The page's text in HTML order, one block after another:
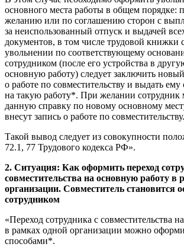
основного места работы в общем порядке:
желанию или по соглашению сторон с
за неиспользованный отпуск и выдачей
документов, в том числе трудовой книжки
увольнении по соответствующему
сотрудником (после его устройства в
основную работу) следует заключить
о работе по совместительству и выдать
на такую работу*. При желании сотрудник
данную справку по новому основному
внесут запись о работе по совместительству.
Такой вывод следует из совокупности
72.1, 77 Трудового кодекса РФ».
2. Ситуация: Как оформить переход
совместительства на основную работу в
организации. Совместитель становится
сотрудником
«Переход сотрудника с совместительства
в рамках одной организации можно
способами*.